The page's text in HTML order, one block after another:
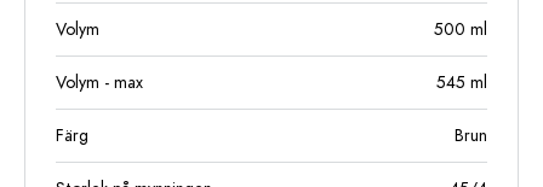
Volym 500 ml
Volym - max 545 ml
Färg Brun